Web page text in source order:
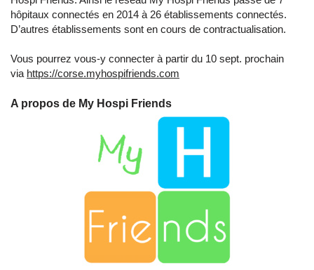
hôpitaux connectés en 2014 à 26 établissements connectés.
D’autres établissements sont en cours de contractualisation.
Vous pourrez vous-y connecter à partir du 10 sept. prochain
via https://corse.myhospifriends.com
A propos de My Hospi Friends